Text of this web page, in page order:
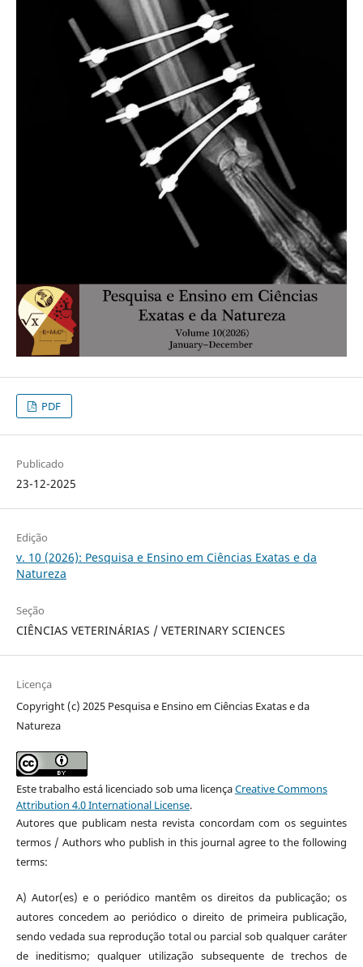
PDF
Publicado
23-12-2025
Edição
v. 10 (2026): Pesquisa e Ensino em Ciências Exatas e da
Natureza
Seção
CIÊNCIAS VETERINÁRIAS / VETERINARY SCIENCES
Licença
Copyright (c) 2025 Pesquisa e Ensino em Ciências Exatas e da
Natureza
Este trabalho está licenciado sob uma licençaCreative Commons
Attribution 4.0 International License.
Autores que publicam nesta revista concordam com os seguintes
termos / Authors who publish in this journal agree to the following
terms:
A) Autor(es) e o periódico mantêm os direitos da publicação; os
autores concedem ao periódico o direito de primeira publicação,
sendo vedada sua reprodução total ou parcial sob qualquer caráter
de ineditismo; qualquer utilização subsequente de trechos de